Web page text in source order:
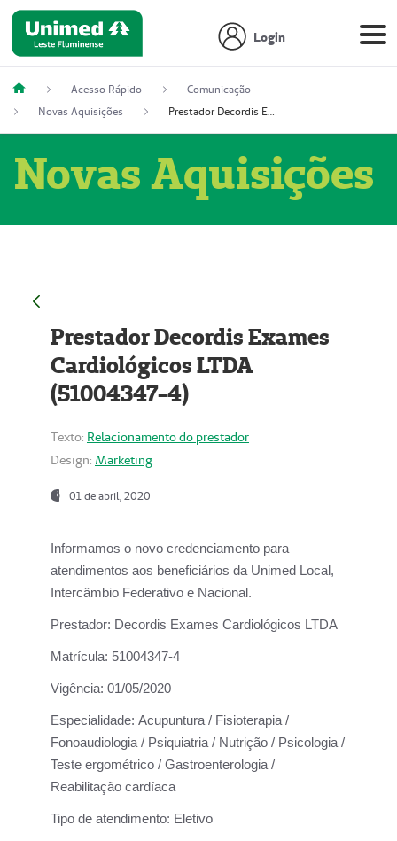
Login
Acesso Rápido
Comunicação
Novas Aquisições
Prestador Decordis Exames Cardiológicos LTDA (51004347-4)
Novas Aquisições
Prestador Decordis Exames
Cardiológicos LTDA
(51004347-4)
Texto: Relacionamento do prestador
Design: Marketing
01 de abril, 2020
Informamos o novo credenciamento para
atendimentos aos beneficiários da Unimed Local,
Intercâmbio Federativo e Nacional.
Prestador: Decordis Exames Cardiológicos LTDA
Matrícula: 51004347-4
Vigência: 01/05/2020
Especialidade: Acupuntura / Fisioterapia /
Fonoaudiologia / Psiquiatria / Nutrição / Psicologia /
Teste ergométrico / Gastroenterologia /
Reabilitação cardíaca
Tipo de atendimento: Eletivo